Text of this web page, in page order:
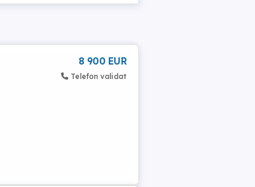
8 900 EUR
Telefon validat